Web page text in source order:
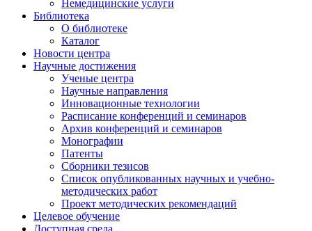
Немедицинские услуги
Библиотека
О библиотеке
Каталог
Новости центра
Научные достижения
Ученые центра
Научные направления
Инновационные технологии
Расписание конференций и семинаров
Архив конференций и семинаров
Монографии
Патенты
Сборники тезисов
Список опубликованных научных и учебно-
методических работ
Проект методических рекомендаций
Целевое обучение
Доступная среда